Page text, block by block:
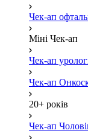
Чек-ап
Міні Чек-ап
Чек-ап
Чек-ап
20+ років
Чек-ап